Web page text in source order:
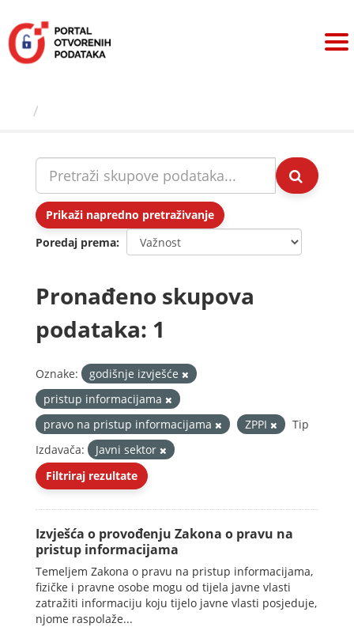
sadržaj
Prikaži napredno pretraživanje
Poredaj prema
Pronađeno skupova
podataka: 1
Oznake:
godišnje izvješće
pristup informacijama
pravo na pristup informacijama
ZPPI
Tip
Izdavača:
Javni sektor
Filtriraj rezultate
Izvješća o provođenju Zakona o pravu na
pristup informacijama
Temeljem Zakona o pravu na pristup informacijama,
fizičke i pravne osobe mogu od tijela javne vlasti
zatražiti informaciju koju tijelo javne vlasti posjeduje,
njome raspolaže...